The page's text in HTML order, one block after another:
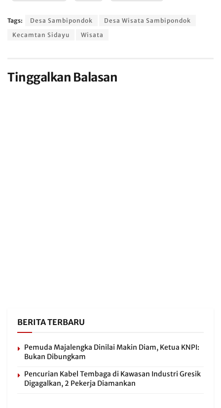
Tags: Desa Sambipondok
Desa Wisata Sambipondok
Kecamtan Sidayu
Wisata
Tinggalkan Balasan
BERITA TERBARU
Pemuda Majalengka Dinilai Makin Diam, Ketua KNPI:
Bukan Dibungkam
Pencurian Kabel Tembaga di Kawasan Industri Gresik
Digagalkan, 2 Pekerja Diamankan